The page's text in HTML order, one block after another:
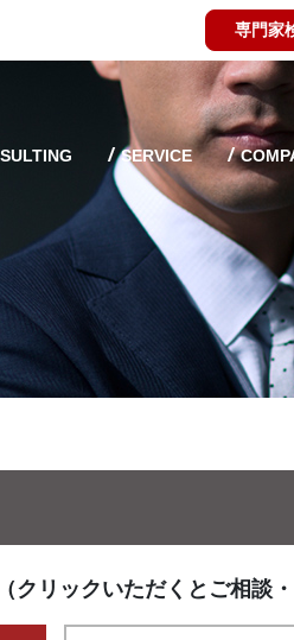
専門家
SERVICE
クリックいただくとご相談